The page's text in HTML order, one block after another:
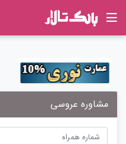
مشاوره عروسی